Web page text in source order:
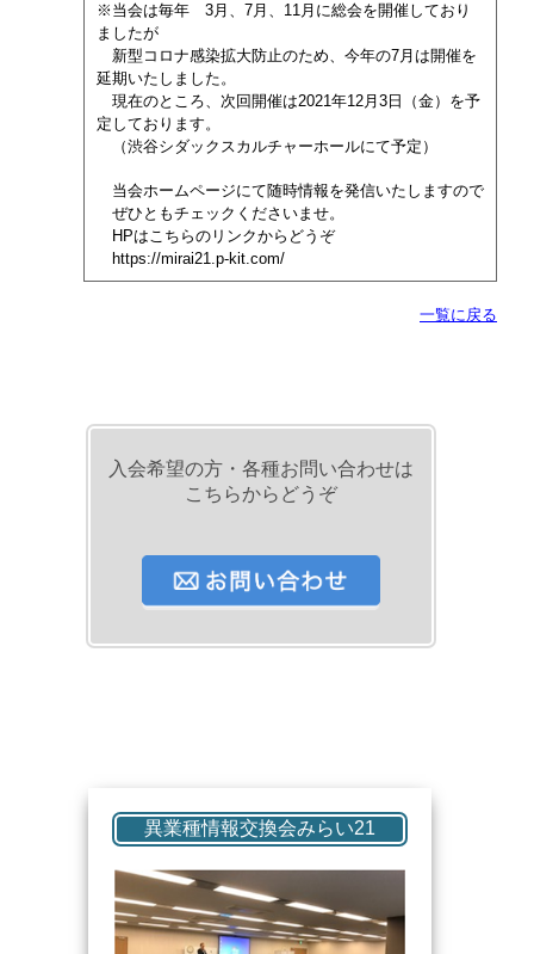
※当会は毎年 3月、7月、11月に総会を開催しており
ましたが
新型コロナ感染拡大防止のため、今年の7月は開催を
延期いたしました。
現在のところ、次回開催は2021年12月3日（金）を予
定しております。
（渋谷シダックスカルチャーホールにて予定）
当会ホームページにて随時情報を発信いたしますので
ぜひともチェックくださいませ。
HPはこちらのリンクからどうぞ
https://mirai21.p-kit.com/
一覧に戻る
入会希望の方・各種お問い合わせは
こちらからどうぞ
異業種情報交換会みらい21